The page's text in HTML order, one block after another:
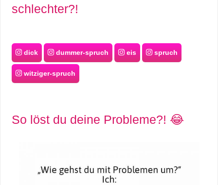
schlechter?!
dick dummer-spruch eis spruch
witziger-spruch
So löst du deine Probleme?! 😂